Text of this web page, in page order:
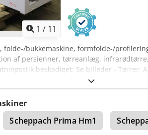
1 / 11
folde-/bukkemaskine, formfolde-/
af persienner, tørreanlæg,
beskadiget: Se billeder - Tørrer:
- Dimensioner: 1650/
Scheppach Prima Hm1